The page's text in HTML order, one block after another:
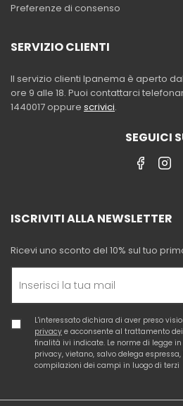
Preferenze di consenso
SERVIZIO CLIENTI
Il servizio clienti Ipanema è aperto
ore 9 alle 18. Puoi contattarci
1440017 oppure scrivici.
SEGUICI
ISCRIVITI ALLA NEWSLETTER
Ricevi uno sconto del 10% sul tuo
L'interessato dichiara di aver preso
privacy e acconsente al trattamento
finalità ivi indicate. Le norme di legge
privacy, vietano, salvo delega
compilazioni dei campi in luogo di terzi